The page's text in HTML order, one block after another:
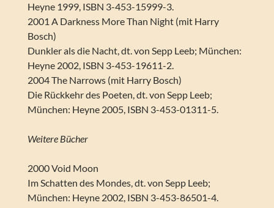
Heyne 1999, ISBN 3-453-15999-3.
2001 A Darkness More Than Night (mit Harry
Bosch)
Dunkler als die Nacht, dt. von Sepp Leeb; München:
Heyne 2002, ISBN 3-453-19611-2.
2004 The Narrows (mit Harry Bosch)
Die Rückkehr des Poeten, dt. von Sepp Leeb;
München: Heyne 2005, ISBN 3-453-01311-5.
Weitere Bücher
2000 Void Moon
Im Schatten des Mondes, dt. von Sepp Leeb;
München: Heyne 2002, ISBN 3-453-86501-4.